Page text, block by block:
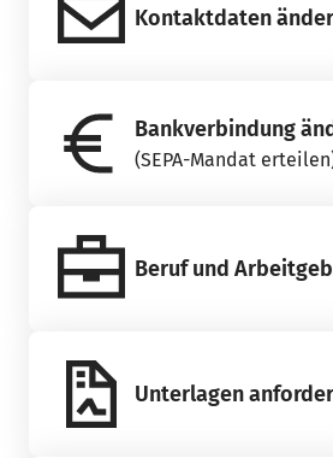
Kontaktdaten
Bankverbindung
(SEPA-Mandat
Beruf und
Unterlagen